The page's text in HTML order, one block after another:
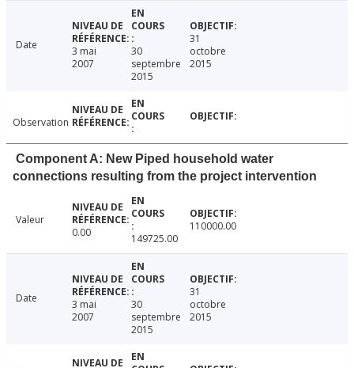
Date
3 mai
2007
30
septembre
2015
31
octobre
2015
Observation
Component A: New Piped household water
connections resulting from the project intervention
Valeur
0.00
149725.00
110000.00
Date
3 mai
2007
30
septembre
2015
31
octobre
2015